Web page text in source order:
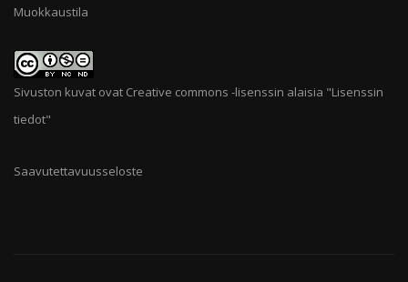
Muokkaustila
Sivuston kuvat ovat Creative commons -lisenssin alaisia "Lisenssin
tiedot"
Saavutettavuusseloste